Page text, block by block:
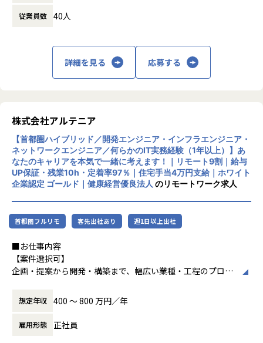
「要件定義などの上流工程に挑戦したい」
「AWS、Azureなどのクラウド案件に携わりたい」など…
希望次第では現在当社にない案件も探してくるので安心して
■フォロー体制・働き方
・アサイン前に、やりたいこと・やりたくないことを面談で
確認
・配属後は月1回の面談に加え、チャットでの相談が可能
・一人での参画の場合も、社内のメンターがフォロー
・平均残業時間：月10.5時間（全社平均）
■社員の声
＜入社1年目 エンジニア＞
前職では給与が低く、安定した生活をしたいと思い転職しま
した。
自分に無理のないレベルでの配属先を決めてくれて、
でした。
現在は要件定義や設計、実装といった工程にも挑戦していま
運用保守 → 構築 → 設計 → クラウド
件を決定します。
「構築に行きたい」「クラウドに挑戦したい」などの希望を
前提にアサインを行います。
＜主な開発案件事例＞
使用スキル：DjangoFW・Python
担当工程：調査・要件定義・基本設計・詳細設計・構築・製
造・テスト・リリース
担当者：30代後半・男性・入社4年目
-- 大手生命保険会社 資産運用システム --
使用スキル：Java
担当工程：基本設計・詳細設計・製造・テスト・リリース
担当者：30代前半・女性・入社2年目
-- 大手コンサル会社 社内システム運用 --
担当者：20代後半・男性・入社1年目
＜主なNW案件事例＞
長を通じてビジネス変革を実現することを目
主な事業は、プロジェクトマネジメント、ソ
フトウェア開発、インフラソリューション開
発です。官公庁向けのMicrosoft 365移行（1
大規模案件の実績があります。近年は生成AI
関連プロジェクトにも注力しています。
リモートワーク率90％、有給取得率80％以
上、育休取得率100％と、働きやすい環境づ
くりにも力を入れています。住宅手当や資格
取得支援、技術書購入補助など福利厚生も充
実しています。
中長期的には「中小企業のAI開発で第一に想
です。
■ホワイト企業認定 ゴールド（認定取得日：
従業員数 40人
詳細を見る 応募する
株式会社アルテニア
【首都圏ハイブリッド／開発エンジニア・インフラエンジニア・
ネットワークエンジニア／何らかのIT実務経験（1年以上）】あ
なたのキャリアを本気で一緒に考えます！｜リモート9割｜給与
UP保証・残業10h・定着率97％｜住宅手当4万円支給｜ホワイト
企業認定 ゴールド｜健康経営優良法人 のリモートワーク求人
首都圏フルリモ 客先出社あり 週1日以上出社
■お仕事内容
【案件選択可】
企画・提案から開発・構築まで、幅広い業種・工程のプロジ
■会社説明／募集背景
株式会社アルテニアは、ITの力を通じて関わる人々の未来を
より豊かにすることを 目標に2018年に誕生しました。
想定年収 400 〜 800 万円／年
雇用形態 正社員